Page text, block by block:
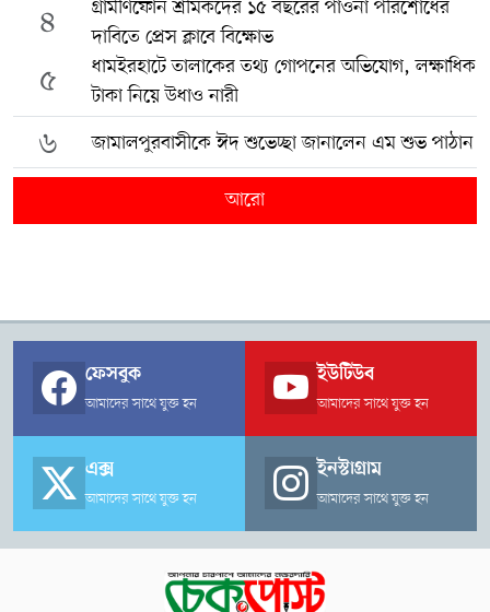
৪
গ্রামীণফোন শ্রমিকদের ১৫ বছরের পাওনা পরিশোধের
দাবিতে প্রেস ক্লাবে বিক্ষোভ
৫
ধামইরহাটে তালাকের তথ্য গোপনের অভিযোগ, লক্ষাধিক
টাকা নিয়ে উধাও নারী
৬ জামালপুরবাসীকে ঈদ শুভেচ্ছা জানালেন এম শুভ পাঠান
আরো
ফেসবুক
আমাদের সাথে যুক্ত হন
ইউটিউব
আমাদের সাথে যুক্ত হন
এক্স
আমাদের সাথে যুক্ত হন
ইনস্টাগ্রাম
আমাদের সাথে যুক্ত হন